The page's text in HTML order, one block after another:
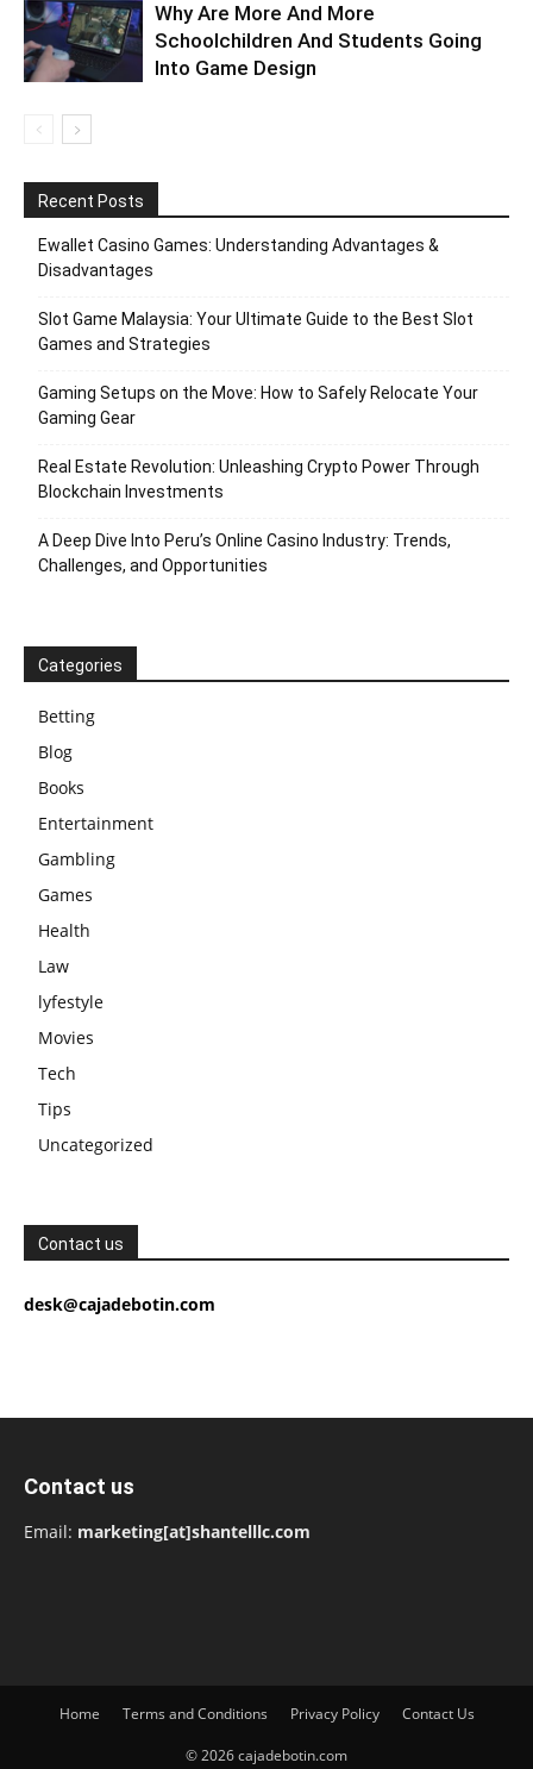
Why Are More And More
Schoolchildren And Students Going
Into Game Design
Recent Posts
Ewallet Casino Games: Understanding Advantages &
Disadvantages
Slot Game Malaysia: Your Ultimate Guide to the Best Slot
Games and Strategies
Gaming Setups on the Move: How to Safely Relocate Your
Gaming Gear
Real Estate Revolution: Unleashing Crypto Power Through
Blockchain Investments
A Deep Dive Into Peru’s Online Casino Industry: Trends,
Challenges, and Opportunities
Categories
Betting
Blog
Books
Entertainment
Gambling
Games
Health
Law
lyfestyle
Movies
Tech
Tips
Uncategorized
Contact us
desk@cajadebotin.com
Contact us
Email: marketing[at]shantelllc.com
Home Terms and Conditions Privacy Policy Contact Us
© 2026 cajadebotin.com